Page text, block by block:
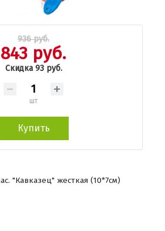
936 руб.
843 руб.
Скидка 93 руб.
шт
Купить
"Кавказец" жесткая (10*7см)